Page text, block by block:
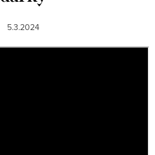
5.3.2024